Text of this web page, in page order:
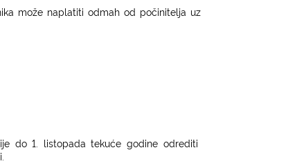
može naplatiti odmah od počinitelja uz
do 1. listopada tekuće godine odrediti